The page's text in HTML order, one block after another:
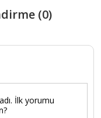
(0)
İlk yorumu